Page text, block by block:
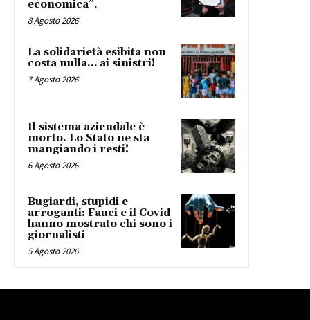
economica”.
8 Agosto 2026
La solidarietà esibita non
costa nulla… ai sinistri!
7 Agosto 2026
Il sistema aziendale è
morto. Lo Stato ne sta
mangiando i resti!
6 Agosto 2026
Bugiardi, stupidi e
arroganti: Fauci e il Covid
hanno mostrato chi sono i
giornalisti
5 Agosto 2026